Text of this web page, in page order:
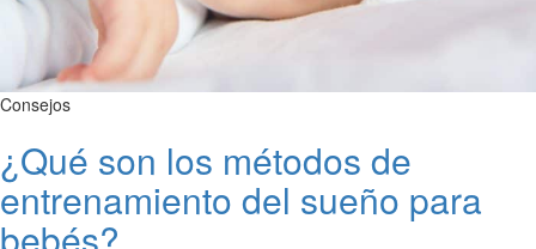
Consejos
¿Qué son los métodos de
entrenamiento del sueño para